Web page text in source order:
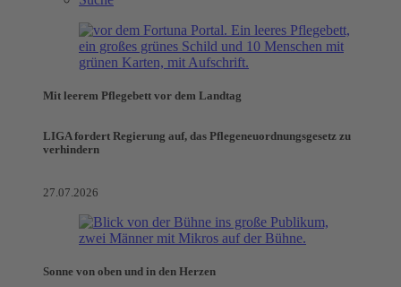
Mit leerem Pflegebett vor dem Landtag
LIGA fordert Regierung auf, das Pflegeneuordnungsgesetz zu
verhindern
27.07.2026
Sonne von oben und in den Herzen